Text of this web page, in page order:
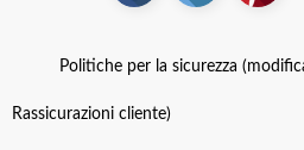
Politiche per la sicurezza
Rassicurazioni cliente)